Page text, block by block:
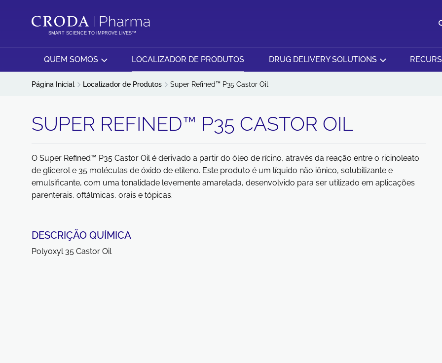
SMART SCIENCE TO IMPROVE LIVES™
QUEM SOMOS LOCALIZADOR DE PRODUTOS DRUG DELIVERY SOLUTIONS
Página Inicial Localizador de Produtos Super Refined™ P35 Castor Oil
SUPER REFINED™ P35 CASTOR OIL
O Super Refined™ P35 Castor Oil é derivado a partir do óleo de rícino, através da reação entre o ricinoleato
de glicerol e 35 moléculas de óxido de etileno. Este produto é um líquido não iônico, solubilizante e
emulsificante, com uma tonalidade levemente amarelada, desenvolvido para ser utilizado em aplicações
parenterais, oftálmicas, orais e tópicas.
DESCRIÇÃO QUÍMICA
Polyoxyl 35 Castor Oil